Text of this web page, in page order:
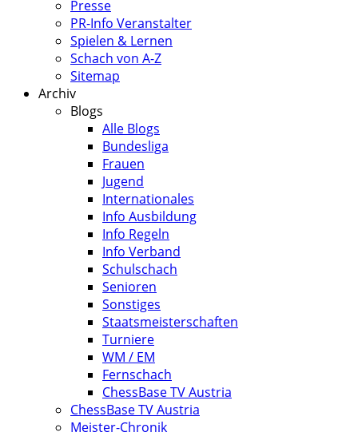
Presse
PR-Info Veranstalter
Spielen & Lernen
Schach von A-Z
Sitemap
Archiv
Blogs
Alle Blogs
Bundesliga
Frauen
Jugend
Internationales
Info Ausbildung
Info Regeln
Info Verband
Schulschach
Senioren
Sonstiges
Staatsmeisterschaften
Turniere
WM / EM
Fernschach
ChessBase TV Austria
ChessBase TV Austria
Meister-Chronik